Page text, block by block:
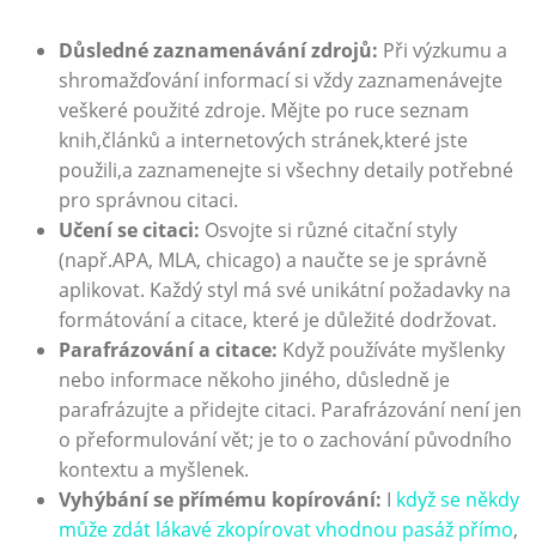
Důsledné zaznamenávání zdrojů: Při výzkumu a
shromažďování informací si vždy zaznamenávejte
veškeré použité zdroje. Mějte po ruce seznam
knih,článků a internetových stránek,které jste
použili,a zaznamenejte si všechny detaily potřebné
pro správnou citaci.
Učení se citaci: Osvojte si různé citační styly
(např.APA, MLA, chicago) a naučte se je správně
aplikovat. Každý styl má své unikátní požadavky na
formátování a citace, které je důležité dodržovat.
Parafrázování a citace: Když používáte myšlenky
nebo informace někoho jiného, důsledně je
parafrázujte a přidejte citaci. Parafrázování není jen
o přeformulování vět; je to o zachování původního
kontextu a myšlenek.
Vyhýbání se přímému kopírování: I když se někdy
může zdát lákavé zkopírovat vhodnou pasáž přímo,